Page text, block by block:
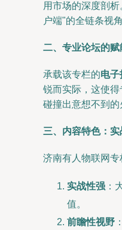
用市场的深度剖
户端"的全链条视角
二、专业论坛的
承载该专栏的电子
锐而实际，这使
碰撞出意想不到
三、内容特色：
济南有人物联网专
实战性强 ：
值。
前瞻性视野